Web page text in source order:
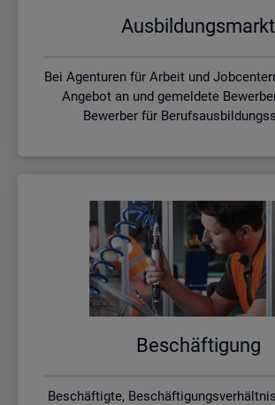
Aus­bil­dungs­markt
Bei Agenturen für Arbeit und
Angebot an und gemeldete
Bewerber für
Be­schäf­ti­gung
Beschäftigte,